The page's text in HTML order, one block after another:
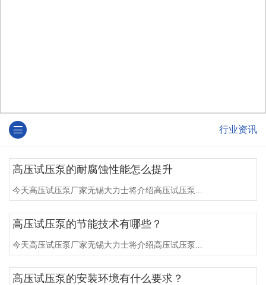
行业资讯
高压试压泵的耐腐蚀性能怎么提升
今天高压试压泵厂家无锡大力士将介绍高压试压泵...
高压试压泵的节能技术有哪些？
今天高压试压泵厂家无锡大力士将介绍高压试压泵...
高压试压泵的安装环境有什么要求？